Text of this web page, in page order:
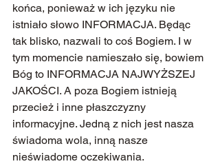
końca, ponieważ w ich języku nie
istniało słowo INFORMACJA. Będąc
tak blisko, nazwali to coś Bogiem. I w
tym momencie namieszało się, bowiem
Bóg to INFORMACJA NAJWYŻSZEJ
JAKOŚCI. A poza Bogiem istnieją
przecież i inne płaszczyzny
informacyjne. Jedną z nich jest nasza
świadoma wola, inną nasze
nieświadome oczekiwania.